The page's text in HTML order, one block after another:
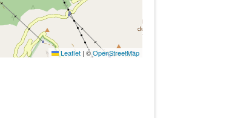
Leaflet | ©OpenStreetMap